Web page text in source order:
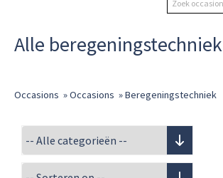
Alle beregeningstechniek
Occasions »Occasions »Beregeningstechniek